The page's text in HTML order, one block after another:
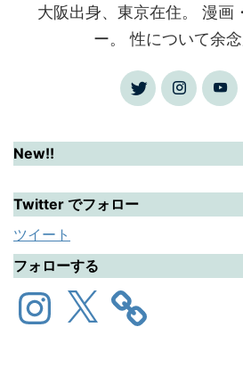
大阪出身、東京在住。 漫画
ー。 性について余念
New!!
Twitter でフォロー
ツイート
フォローする